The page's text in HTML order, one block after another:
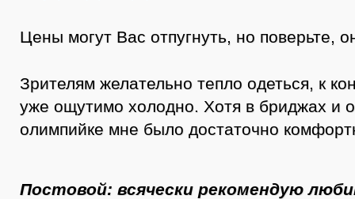
Цены могут Вас отпугнуть, но поверьте,
Зрителям желательно тепло одеться, к
уже ощутимо холодно. Хотя в бриджах и
олимпийке мне было достаточно
Постовой: всячески рекомендую